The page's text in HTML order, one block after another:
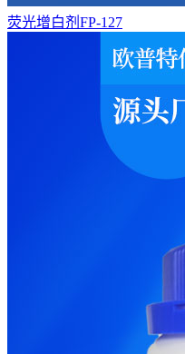
荧光增白剂FP-127